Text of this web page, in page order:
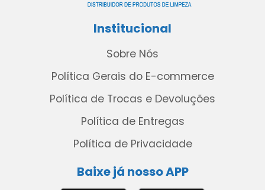
Institucional
Sobre Nós
Política Gerais do E-commerce
Política de Trocas e Devoluções
Política de Entregas
Política de Privacidade
Baixe já nosso APP